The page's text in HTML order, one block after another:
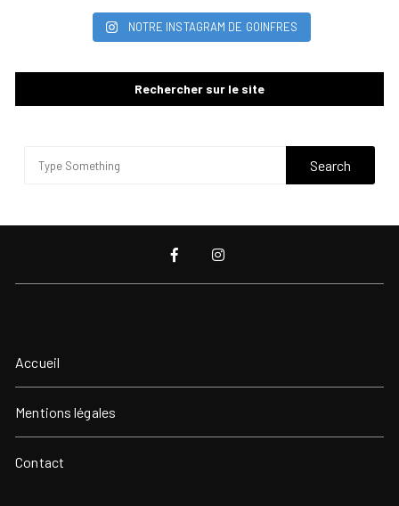
NOTRE INSTAGRAM DE GOINFRES
Rechercher sur le site
Accueil
Mentions légales
Contact